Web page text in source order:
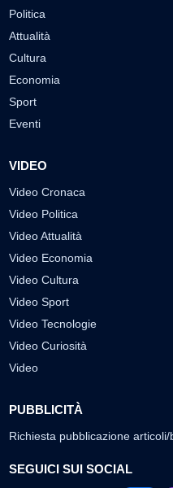
Politica
Attualità
Cultura
Economia
Sport
Eventi
VIDEO
Video Cronaca
Video Politica
Video Attualità
Video Economia
Video Cultura
Video Sport
Video Tecnologie
Video Curiosità
Video
PUBBLICITÀ
Richiesta pubblicazione
SEGUICI SUI SOCIAL